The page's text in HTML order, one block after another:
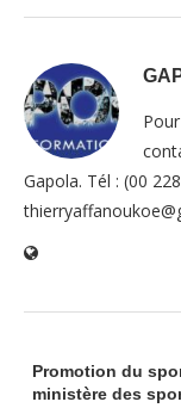
Gapola. Tél : (00
Promotion du
ministère des